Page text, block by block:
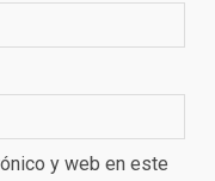
y web en este